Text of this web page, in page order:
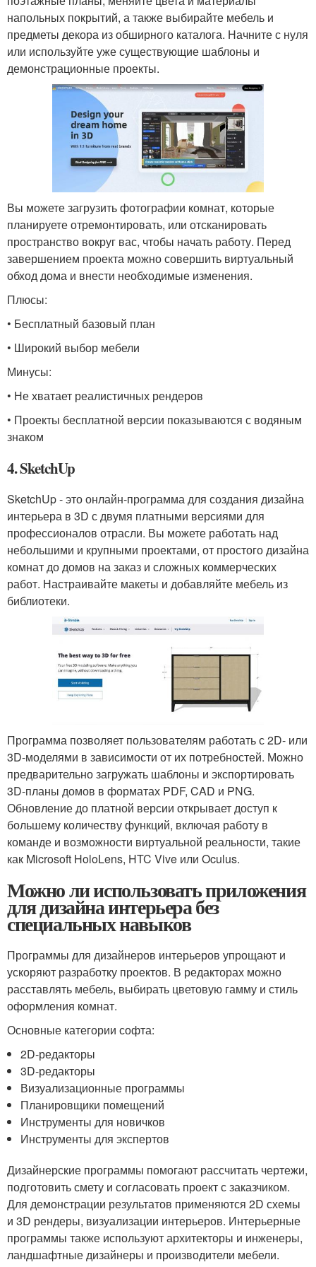
напольных покрытий, а также выбирайте мебель и
предметы декора из обширного каталога. Начните с нуля
или используйте уже существующие шаблоны и
демонстрационные проекты.
Вы можете загрузить фотографии комнат, которые
планируете отремонтировать, или отсканировать
пространство вокруг вас, чтобы начать работу. Перед
завершением проекта можно совершить виртуальный
обход дома и внести необходимые изменения.
Плюсы:
• Бесплатный базовый план
• Широкий выбор мебели
Минусы:
• Не хватает реалистичных рендеров
• Проекты бесплатной версии показываются с водяным
знаком
4. SketchUp
SketchUp - это онлайн-программа для создания дизайна
интерьера в 3D с двумя платными версиями для
профессионалов отрасли. Вы можете работать над
небольшими и крупными проектами, от простого дизайна
комнат до домов на заказ и сложных коммерческих
работ. Настраивайте макеты и добавляйте мебель из
библиотеки.
Программа позволяет пользователям работать с 2D- или
3D-моделями в зависимости от их потребностей. Можно
предварительно загружать шаблоны и экспортировать
3D-планы домов в форматах PDF, CAD и PNG.
Обновление до платной версии открывает доступ к
большему количеству функций, включая работу в
команде и возможности виртуальной реальности, такие
как Microsoft HoloLens, HTC Vive или Oculus.
Можно ли использовать приложения
для дизайна интерьера без
специальных навыков
Программы для дизайнеров интерьеров упрощают и
ускоряют разработку проектов. В редакторах можно
расставлять мебель, выбирать цветовую гамму и стиль
оформления комнат.
Основные категории софта:
2D-редакторы
3D-редакторы
Визуализационные программы
Планировщики помещений
Инструменты для новичков
Инструменты для экспертов
Дизайнерские программы помогают рассчитать чертежи,
подготовить смету и согласовать проект с заказчиком.
Для демонстрации результатов применяются 2D схемы
и 3D рендеры, визуализации интерьеров. Интерьерные
программы также используют архитекторы и инженеры,
ландшафтные дизайнеры и производители мебели.